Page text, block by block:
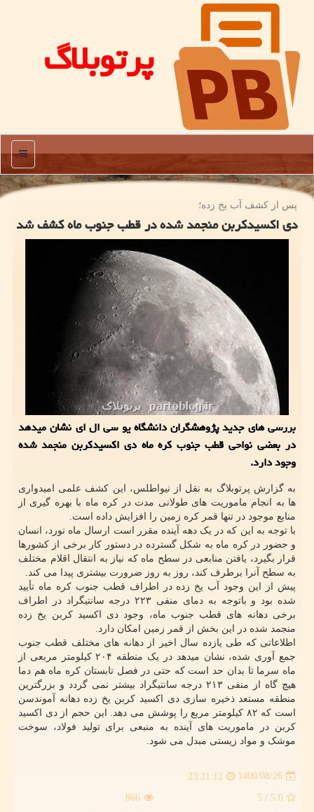
پرتوبلاگ
منو
پس از كشف آب یخ زده؛
دی اکسیدکربن منجمد شده در قطب جنوب ماه کشف شد
بررسی های جدید پژوهشگران دانشگاه یو سی ال ای نشان میدهد
در بعضی نواحی قطب جنوب کره ماه دی اکسیدکربن منجمد شده
وجود دارد.
به گزارش پرتوبلاگ به نقل از نیواطلس، این کشف علمی امیدواری
ها به انجام ماموریت های طولانی مدت در کره ماه با بهره گیری از
منابع موجود در تنها قمر کره زمین را افزایش داده است.
با توجه به این که در یک دهه آینده مقرر است ارسال ماه نورد، انسان
و حضور در کره ماه به شکل گسترده در دستور کار برخی از کشورها
قرار بگیرد، یافتن منابعی در سطح ماه که نیاز به انتقال اقلام مختلف
به سطح آنرا برطرف کند، روز به روز ضرورت بیشتری پیدا می کند.
پیش از این وجود آب یخ زده در اطراف قطب جنوب کره ماه تأیید
شده بود و باتوجه به دمای منفی ۲۲۳ درجه سانتیگراد در اطراف
برخی دهانه های قطب جنوب ماه، وجود دی اکسید کربن یخ زده
منجمد شده در این بخش از قمر زمین امکان دارد.
اطلاعاتی که طی یازده سال اخیر از دهانه های مختلف قطب جنوب
جمع آوری شده، نشان میدهد در یک منطقه ۲۰۴ کیلومتر مربعی از
ماه سرما تا بدان حد است که حتی در فصل تابستان کره ماه هم دما
هیچ گاه از منفی ۲۱۳ درجه سانتیگراد بیشتر نمی گردد و بزرگترین
منطقه مستعد ذخیره سازی دی اکسید کربن یخ زده دهانه آموندسن
است که ۸۲ کیلومتر مربع را پوشش می دهد. این حجم از دی اکسید
کربن در ماموریت های آینده به منبعی برای تولید فولاد، سوخت
موشک و مواد زیستی مبدل می شود.
1400/08/26
23:21:12
5.0
/ 5
866